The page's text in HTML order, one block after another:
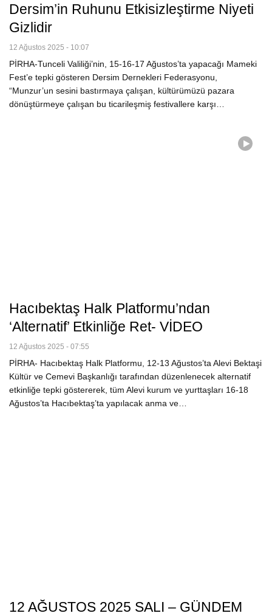
Dersim’in Ruhunu Etkisizleştirme Niyeti
Gizlidir
12 Ağustos 2025 - 10:07
PİRHA-Tunceli Valiliği’nin, 15-16-17 Ağustos’ta yapacağı Mameki
Fest’e tepki gösteren Dersim Dernekleri Federasyonu,
“Munzur’un sesini bastırmaya çalışan, kültürümüzü pazara
dönüştürmeye çalışan bu ticarileşmiş festivallere karşı…
Hacıbektaş Halk Platformu’ndan
‘alternatif’ Etkinliğe Ret- VİDEO
12 Ağustos 2025 - 07:55
PİRHA- Hacıbektaş Halk Platformu, 12-13 Ağustos’ta Alevi Bektaşi
Kültür ve Cemevi Başkanlığı tarafından düzenlenecek alternatif
etkinliğe tepki göstererek, tüm Alevi kurum ve yurttaşları 16-18
Ağustos’ta Hacıbektaş’ta yapılacak anma ve…
12 AĞUSTOS 2025 SALI – GÜNDEM